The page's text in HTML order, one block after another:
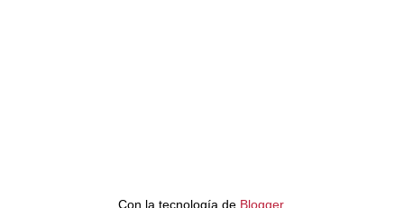
Con la tecnología de Blogger.